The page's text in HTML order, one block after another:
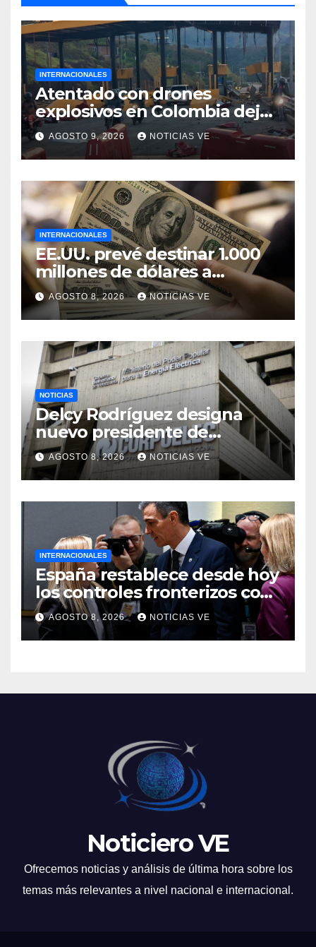
INTERNACIONALES
Atentado con drones
explosivos en Colombia deja
un policía muerto
AGOSTO 9, 2026 NOTICIAS VE
INTERNACIONALES
EE.UU. prevé destinar 1.000
millones de dólares a
Colombia para un paquete
de seguridad
AGOSTO 8, 2026 NOTICIAS VE
NOTICIAS
Delcy Rodríguez designa
nuevo presidente de
Corpoelec y nuevo
viceministro de Servicios
Eléctricos
AGOSTO 8, 2026 NOTICIAS VE
INTERNACIONALES
España restablece desde hoy
los controles fronterizos con
Italia tras el rechazo de Roma
a retirar las restricciones
AGOSTO 8, 2026 NOTICIAS VE
Noticiero VE
Ofrecemos noticias y análisis de última hora sobre los
temas más relevantes a nivel nacional e internacional.